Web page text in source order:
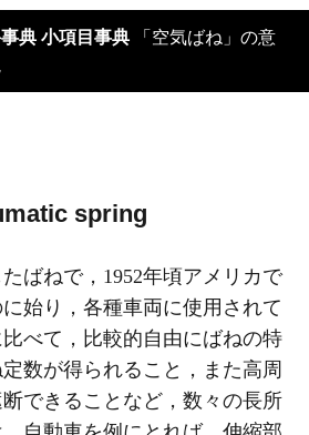
典 小項目事典 「空気ばね」の意
spring
ばねで，1952年頃アメリカで
始り，各種車両に使用されて
べて，比較的自由にばねの特
数が得られること，また高周
できることなど，数々の長所